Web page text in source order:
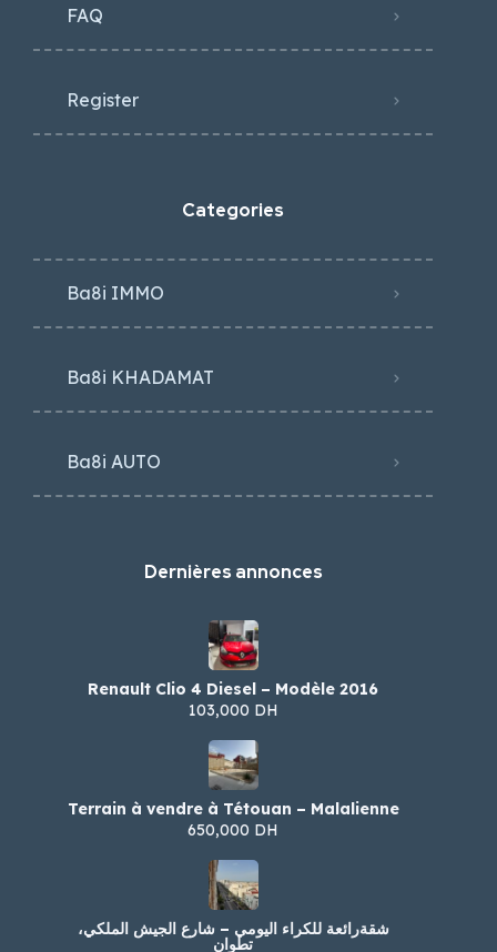
FAQ
Register
Categories
Ba8i IMMO
Ba8i KHADAMAT
Ba8i AUTO
Dernières annonces
Renault Clio 4 Diesel – Modèle 2016
103,000 DH
Terrain à vendre à Tétouan – Malalienne
650,000 DH
شقةرائعة للكراء اليومي – شارع الجيش الملكي،
تطوان